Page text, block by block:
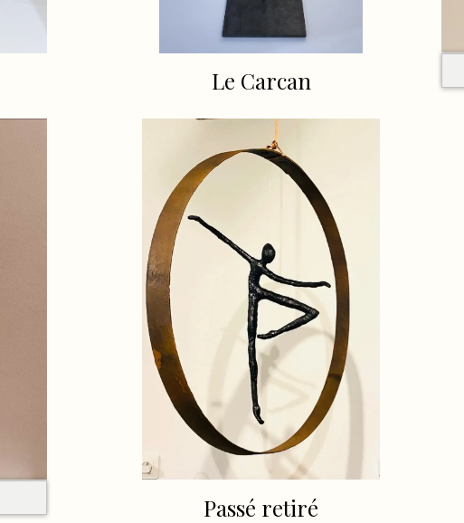
Le Carcan
Passé retiré